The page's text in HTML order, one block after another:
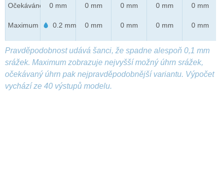
Očekáváno
Maximum
0 mm
0.2 mm
0 mm
0 mm
0 mm
0 mm
0 mm
0 mm
0 mm
0 mm
Pravděpodobnost udává šanci, že spadne alespoň 0,1 mm
srážek. Maximum zobrazuje nejvyšší možný úhrn srážek,
očekávaný úhrn pak nejpravděpodobnější variantu. Výpočet
vychází ze 40 výstupů modelu.